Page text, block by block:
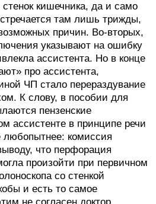
кишечника, да и само
там лишь трижды,
причин. Во-вторых,
указывают на ошибку
ассистента. Но в конце
про ассистента,
ЧП стало перераздувание
К слову, в пособии для
пензенские
ассистенте в принципе речи
комиссия
что перфорация
произойти при первичном
со стенкой
и есть то самое